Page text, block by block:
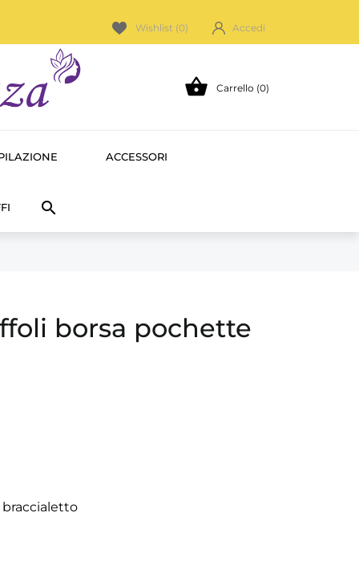
Wishlist (0) Accedi
 Carrello (0)
ACCESSORI

borsa pochette